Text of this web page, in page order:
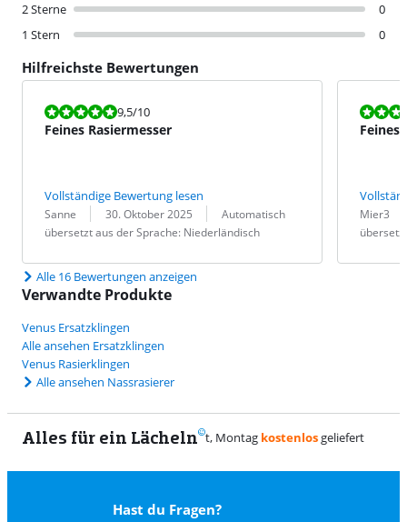
2 Sterne
0
1 Stern
0
Hilfreichste Bewertungen
Bewertet mit 9,5 von 10.
9,5/10
Feines Rasiermesser
Vollständige Bewertung lesen
Bewertung von:
Sanne
Datum: 30. Oktober 2025
Übersetzung:
Automatisch
übersetzt aus der Sprache: Niederländisch
Bewertet
Feines
Bewertung
Mier3
Datum:
Alle 16 Bewertungen anzeigen
Verwandte Produkte
Venus Ersatzklingen
Alle ansehen Ersatzklingen
Venus Rasierklingen
Alle ansehen Nassrasierer
Alles für ein Lächeln
Hast du Fragen?